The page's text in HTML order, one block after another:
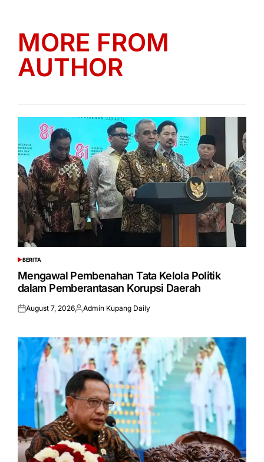
MORE FROM
AUTHOR
POSTED
IN
BERITA
Mengawal Pembenahan Tata Kelola Politik
dalam Pemberantasan Korupsi Daerah
Posted
August 7, 2026Posted
Admin Kupang Daily